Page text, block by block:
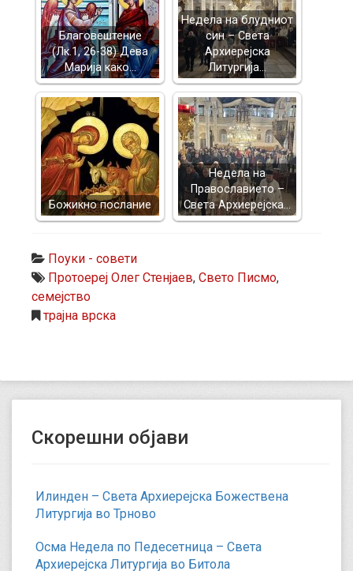
Благовештение
(Лк.1, 26-38) Дева
Марија како…
Недела на блудниот
син – Света
Архиерејска
Литургија…
Божикно послание
Недела на
Православието –
Света Архиерејска…
Поуки - совети
Протоереј Олег Стенјаев, Свето Писмо,
семејство
трајна врска
Скорешни објави
Илинден – Света Архиерејска Божествена
Литургија во Трново
Осма Недела по Педесетница – Света
Архиерејска Литургија во Битола